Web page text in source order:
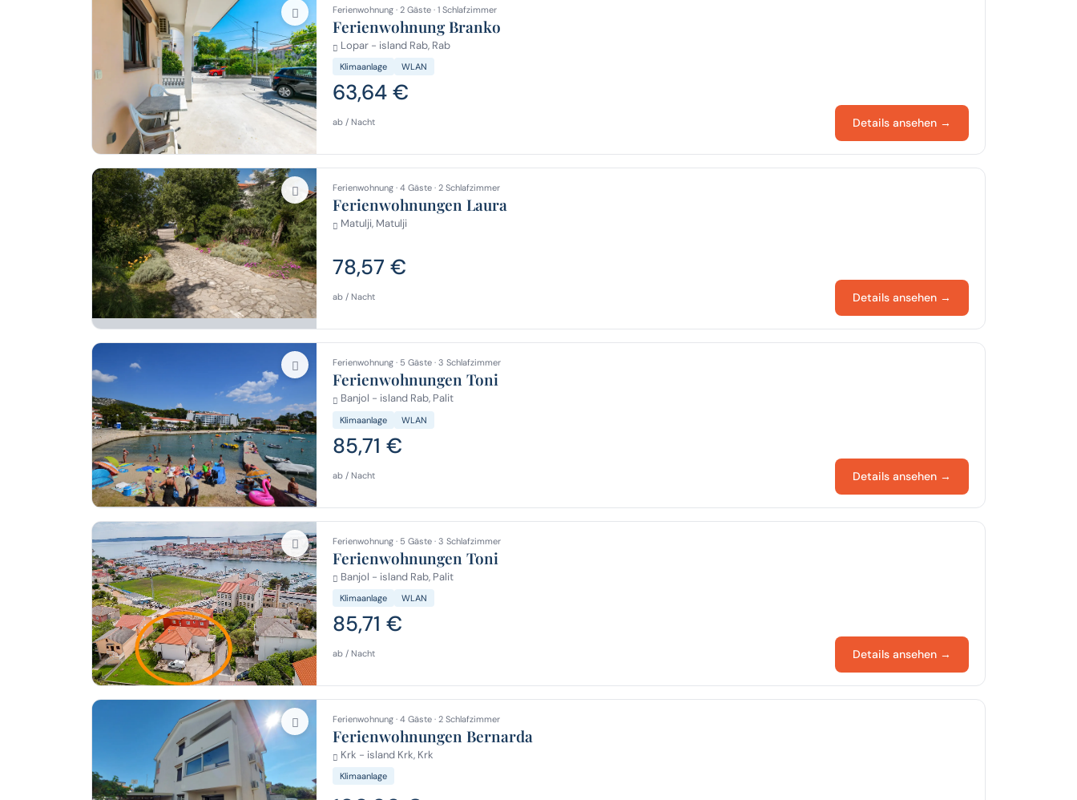
Ferienwohnung · 2 Gäste · 1 Schlafzimmer
Ferienwohnung Branko
Lopar - island Rab, Rab
Klimaanlage WLAN
63,64 €
ab / Nacht Details ansehen →
Ferienwohnung · 4 Gäste · 2 Schlafzimmer
Ferienwohnungen Laura
Matulji, Matulji
78,57 €
ab / Nacht Details ansehen →
Ferienwohnung · 5 Gäste · 3 Schlafzimmer
Ferienwohnungen Toni
Banjol - island Rab, Palit
Klimaanlage WLAN
85,71 €
ab / Nacht Details ansehen →
Ferienwohnung · 5 Gäste · 3 Schlafzimmer
Ferienwohnungen Toni
Banjol - island Rab, Palit
Klimaanlage WLAN
85,71 €
ab / Nacht Details ansehen →
Ferienwohnung · 4 Gäste · 2 Schlafzimmer
Ferienwohnungen Bernarda
Krk - island Krk, Krk
Klimaanlage